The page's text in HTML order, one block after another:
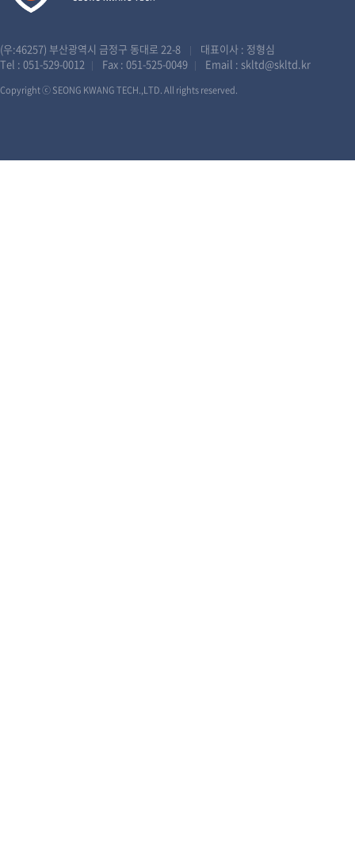
(우:46257) 부산광역시 금정구 동대로 22-8 |
대표이사 : 정형심
Tel : 051-529-0012 | Fax : 051-525-0049 | Email : skltd@skltd.kr
Copyright ⓒ SEONG KWANG TECH.,LTD. All rights reserved.